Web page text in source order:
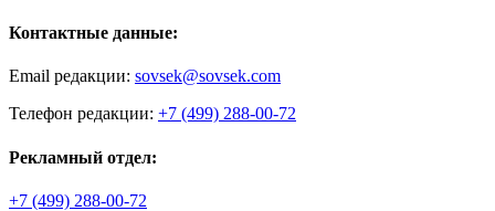
Контактные данные:
Email редакции: sovsek@sovsek.com
Телефон редакции: +7 (499) 288-00-72
Рекламный отдел:
+7 (499) 288-00-72